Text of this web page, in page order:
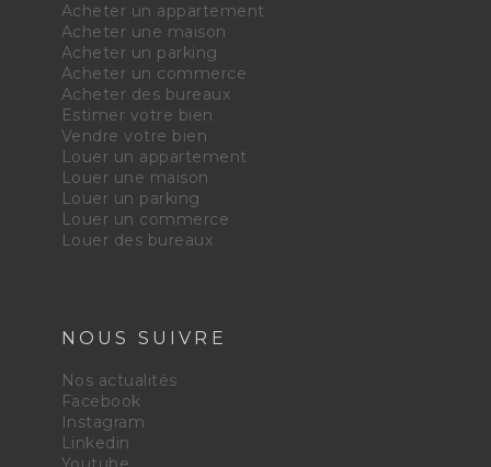
Acheter un appartement
Acheter une maison
Acheter un parking
Acheter un commerce
Acheter des bureaux
Estimer votre bien
Vendre votre bien
Louer un appartement
Louer une maison
Louer un parking
Louer un commerce
Louer des bureaux
NOUS SUIVRE
Nos actualités
Facebook
Instagram
Linkedin